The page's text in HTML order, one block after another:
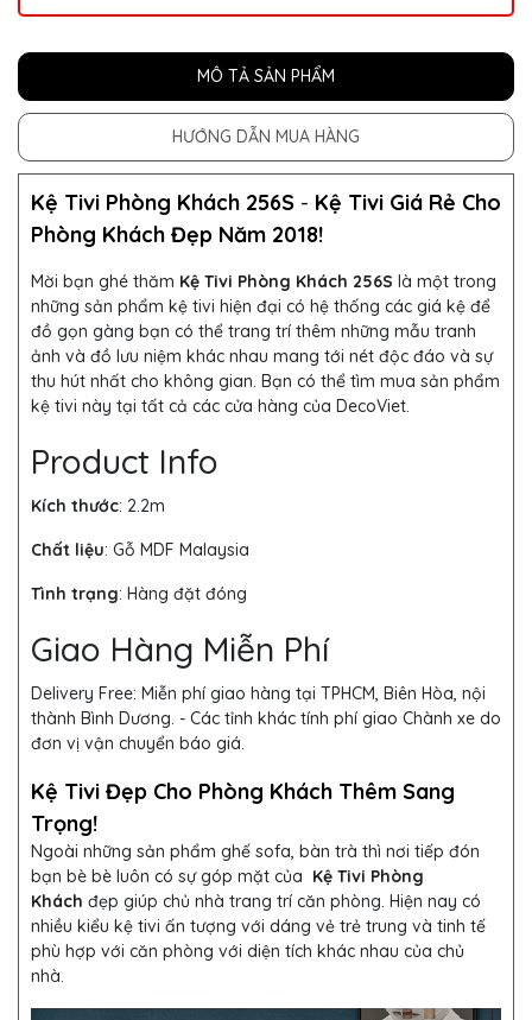
MÔ TẢ SẢN PHẨM
HƯỚNG DẪN MUA HÀNG
Kệ Tivi Phòng Khách 256S - Kệ Tivi Giá Rẻ Cho
Phòng Khách Đẹp Năm 2018!
Mời bạn ghé thăm Kệ Tivi Phòng Khách 256S là một trong
những sản phẩm kệ tivi hiện đại có hệ thống các giá kệ để
đồ gọn gàng bạn có thể trang trí thêm những mẫu tranh
ảnh và đồ lưu niệm khác nhau mang tới nét độc đáo và sự
thu hút nhất cho không gian. Bạn có thể tìm mua sản phẩm
kệ tivi này tại tất cả các cửa hàng của DecoViet.
Product Info
Kích thước: 2.2m
Chất liệu: Gỗ MDF Malaysia
Tình trạng: Hàng đặt đóng
Giao Hàng Miễn Phí
Delivery Free: Miễn phí giao hàng tại TPHCM, Biên Hòa, nội
thành Bình Dương. - Các tỉnh khác tính phí giao Chành xe do
đơn vị vận chuyển báo giá.
Kệ Tivi Đẹp Cho Phòng Khách Thêm Sang
Trọng!
Ngoài những sản phẩm ghế sofa, bàn trà thì nơi tiếp đón
bạn bè bè luôn có sự góp mặt của Kệ Tivi Phòng
Khách đẹp giúp chủ nhà trang trí căn phòng. Hiện nay có
nhiều kiểu kệ tivi ấn tượng với dáng vẻ trẻ trung và tinh tế
phù hợp với căn phòng với diện tích khác nhau của chủ
nhà.